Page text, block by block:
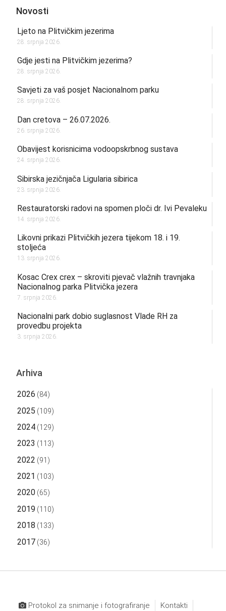
Novosti
Ljeto na Plitvičkim jezerima
28. srpnja 2026.
Gdje jesti na Plitvičkim jezerima?
28. srpnja 2026.
Savjeti za vaš posjet Nacionalnom parku
28. srpnja 2026.
Dan cretova – 26.07.2026.
26. srpnja 2026.
Obavijest korisnicima vodoopskrbnog sustava
24. srpnja 2026.
Sibirska jezičnjača Ligularia sibirica
23. srpnja 2026.
Restauratorski radovi na spomen ploči dr. Ivi Pevaleku
14. srpnja 2026.
Likovni prikazi Plitvičkih jezera tijekom 18. i 19.
stoljeća
13. srpnja 2026.
Kosac Crex crex – skroviti pjevač vlažnih travnjaka
Nacionalnog parka Plitvička jezera
7. srpnja 2026.
Nacionalni park dobio suglasnost Vlade RH za
provedbu projekta
3. srpnja 2026.
Arhiva
2026 (84)
2025 (109)
2024(129)
2023 (113)
2022 (91)
2021 (103)
2020(65)
2019 (110)
2018 (133)
2017(36)
Protokol za snimanje i fotografiranje
Kontakti